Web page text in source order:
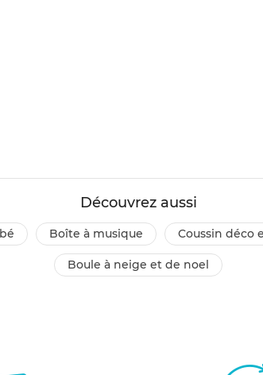
Découvrez aussi
boîte à musique coussin déco
boule à neige et de noel